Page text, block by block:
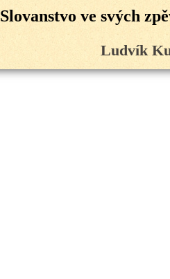
Slovanstvo ve svých
Ludvík